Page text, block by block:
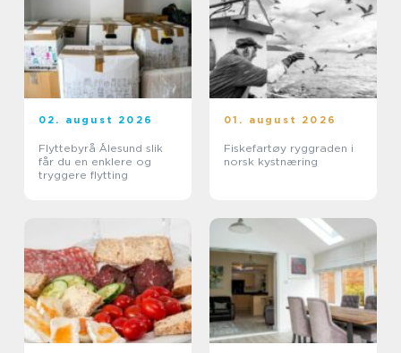
02. august 2026
Flyttebyrå Ålesund slik
får du en enklere og
tryggere flytting
01. august 2026
Fiskefartøy ryggraden i
norsk kystnæring